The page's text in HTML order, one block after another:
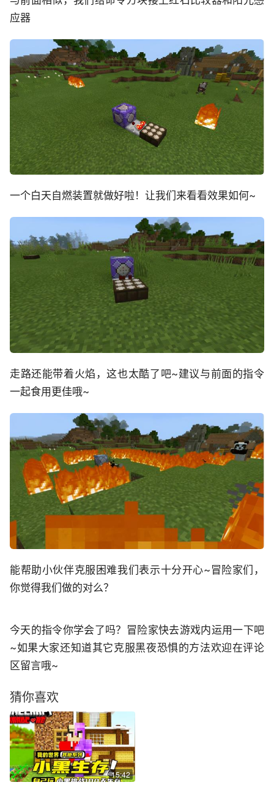
应器
一个白天自燃装置就做好啦！让我们来看看效果如何~
走路还能带着火焰，这也太酷了吧~建议与前面的指令
一起食用更佳哦~
能帮助小伙伴克服困难我们表示十分开心~冒险家们，
你觉得我们做的对么？
今天的指令你学会了吗？冒险家快去游戏内运用一下吧
~如果大家还知道其它克服黑夜恐惧的方法欢迎在评论
区留言哦~
猜你喜欢
15:42